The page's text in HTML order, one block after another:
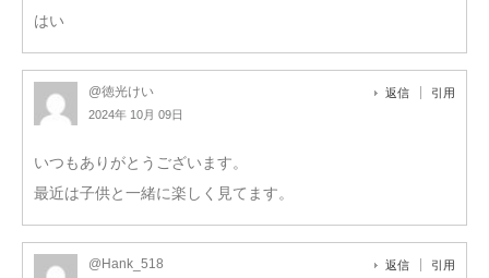
はい
@徳光けい
2024年 10月 09日
返信 引用
いつもありがとうございます。
最近は子供と一緒に楽しく見てます。
@Hank_518 返信 引用